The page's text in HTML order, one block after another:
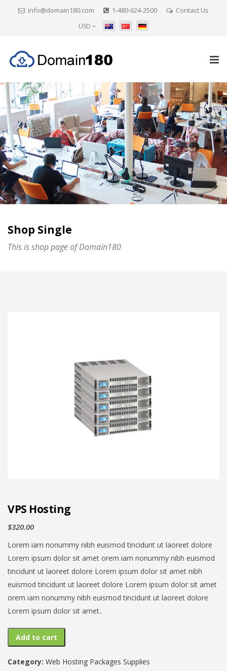
info@domain180.com 1-480-624-2500 Contact Us
USD
Shop Single
This is shop page of Domain180
VPS Hosting
$320.00
Lorem iam nonummy nibh euismod tincidunt ut laoreet dolore
Lorem ipsum dolor sit amet orem iam nonummy nibh euismod
tincidunt ut laoreet dolore Lorem ipsum dolor sit amet nibh
euismod tincidunt ut laoreet dolore Lorem ipsum dolor sit amet
orem iam nonummy nibh euismod tincidunt ut laoreet dolore
Lorem ipsum dolor sit amet..
Add to cart
Category: Web Hosting Packages Supplies